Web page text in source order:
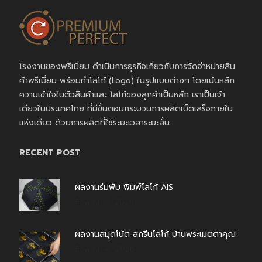
โรงงานของพรีเมี่ยม ดำเนินการธุรกิจเกี่ยวกับการจัดจำหน่ายสิน
ค้าพรีเมี่ยม พร้อมทำโลโก้ (Logo) ในรูปแบบต่างๆ โดยเน้นหลัก
ความเข้าใจในตัวสินค้าและ โลโก้ของลูกค้าเป็นหลัก เราเป็นเจ้า
เดียวในประเทศไทย ที่มีขั้นตอนกระบวนการผลิตเบ็ดเสร็จภายใน
แห่งเดียว ด้วยการผลิตที่ใช้ระยะเวลาระยะสั้น..
RECENT POST
ผลงานร่มพับ พิมพ์โลโก้ AIS
ผลงานสมุดโน้ต สกรีนโลโก้ บ้านพระเมตตาคุณ